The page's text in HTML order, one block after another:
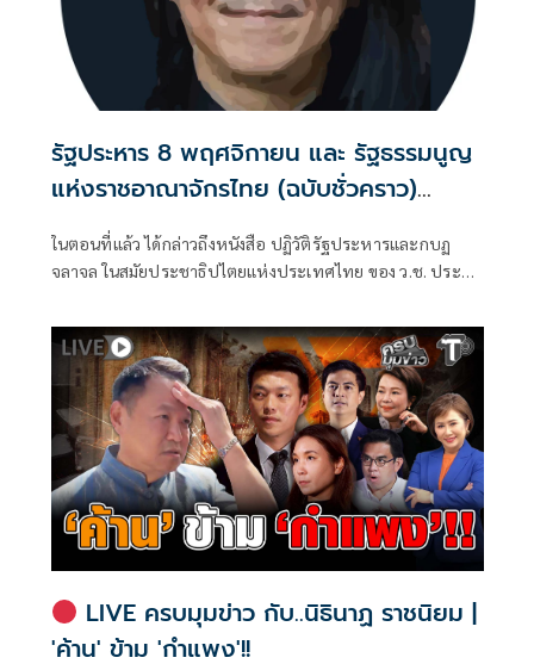
รัฐประหาร 8 พฤศจิกายน และ รัฐธรรมนูญ
แห่งราชอาณาจักรไทย (ฉบับชั่วคราว)
พุทธศักราช 2490 (ตอนที่ 18): พระราช
หัตถเลขาในหลวงรัชกาลที่ 9 สนับสนุน
ในตอนที่แล้ว ได้กล่าวถึงหนังสือ ปฏิวัติรัฐประหารและกบฏ
จลาจล ในสมัยประชาธิปไตยแห่งประเทศไทย ของ ว.ช. ประสัง
LIVE ครบมุมข่าว กับ..นิธินาฏ ราชนิยม |
'ค้าน' ข้าม 'กำแพง'!!